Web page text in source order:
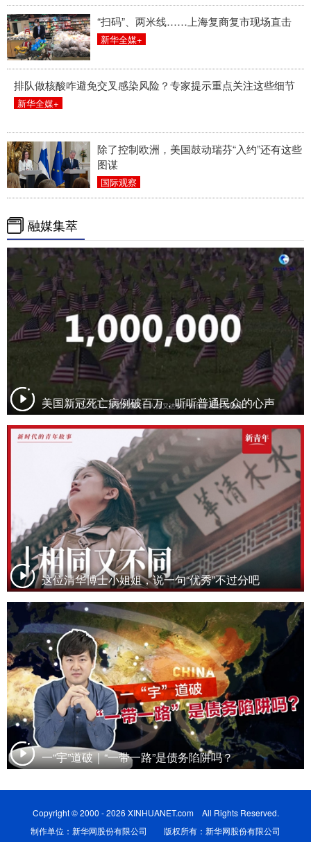
“扫码”、两米线……上海复商复市现场直击
新华全媒+
排队做核酸咋避免交叉感染风险？专家提示重点关注这些细节
新华全媒+
除了控制欧洲，美国鼓动瑞芬“入约”还有这些
图谋
国际观察
融媒集萃
美国新冠死亡病例破百万，听听普通民众的心声
这位清华博士小姐姐，说一句“优秀”不过分吧
一“宇”道破｜“一带一路”是债务陷阱吗？
Copyright © 2000 - 2026 XINHUANET.com All Rights Reserved.
制作单位：新华网股份有限公司 版权所有：新华网股份有限公司